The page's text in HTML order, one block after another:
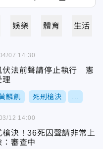
娛樂 體育 生活
伏法前聲請停止執行 憲
理
麟凱 死刑槍決
07 14:30
決！36死囚聲請非常上
審查中
12 14:00